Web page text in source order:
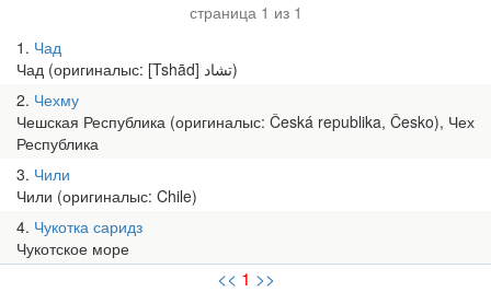
страница 1 из 1
1 Чад
Чад (оригиналыс: [Tshād] تشاد)
2 Чехму
Чешская Республика (оригиналыс: Česká republika, Česko), Чех
Республика
3 Чили
Чили (оригиналыс: Chile)
4 Чукотка саридз
Чукотское море
<< 1 >>